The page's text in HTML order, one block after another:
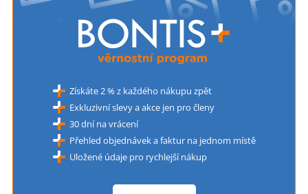
Získáte 2 % z každého nákupu zpět
Exkluzivní slevy a akce jen pro členy
30 dní na vrácení
Přehled objednávek a faktur na jednom místě
Uložené údaje pro rychlejší nákup